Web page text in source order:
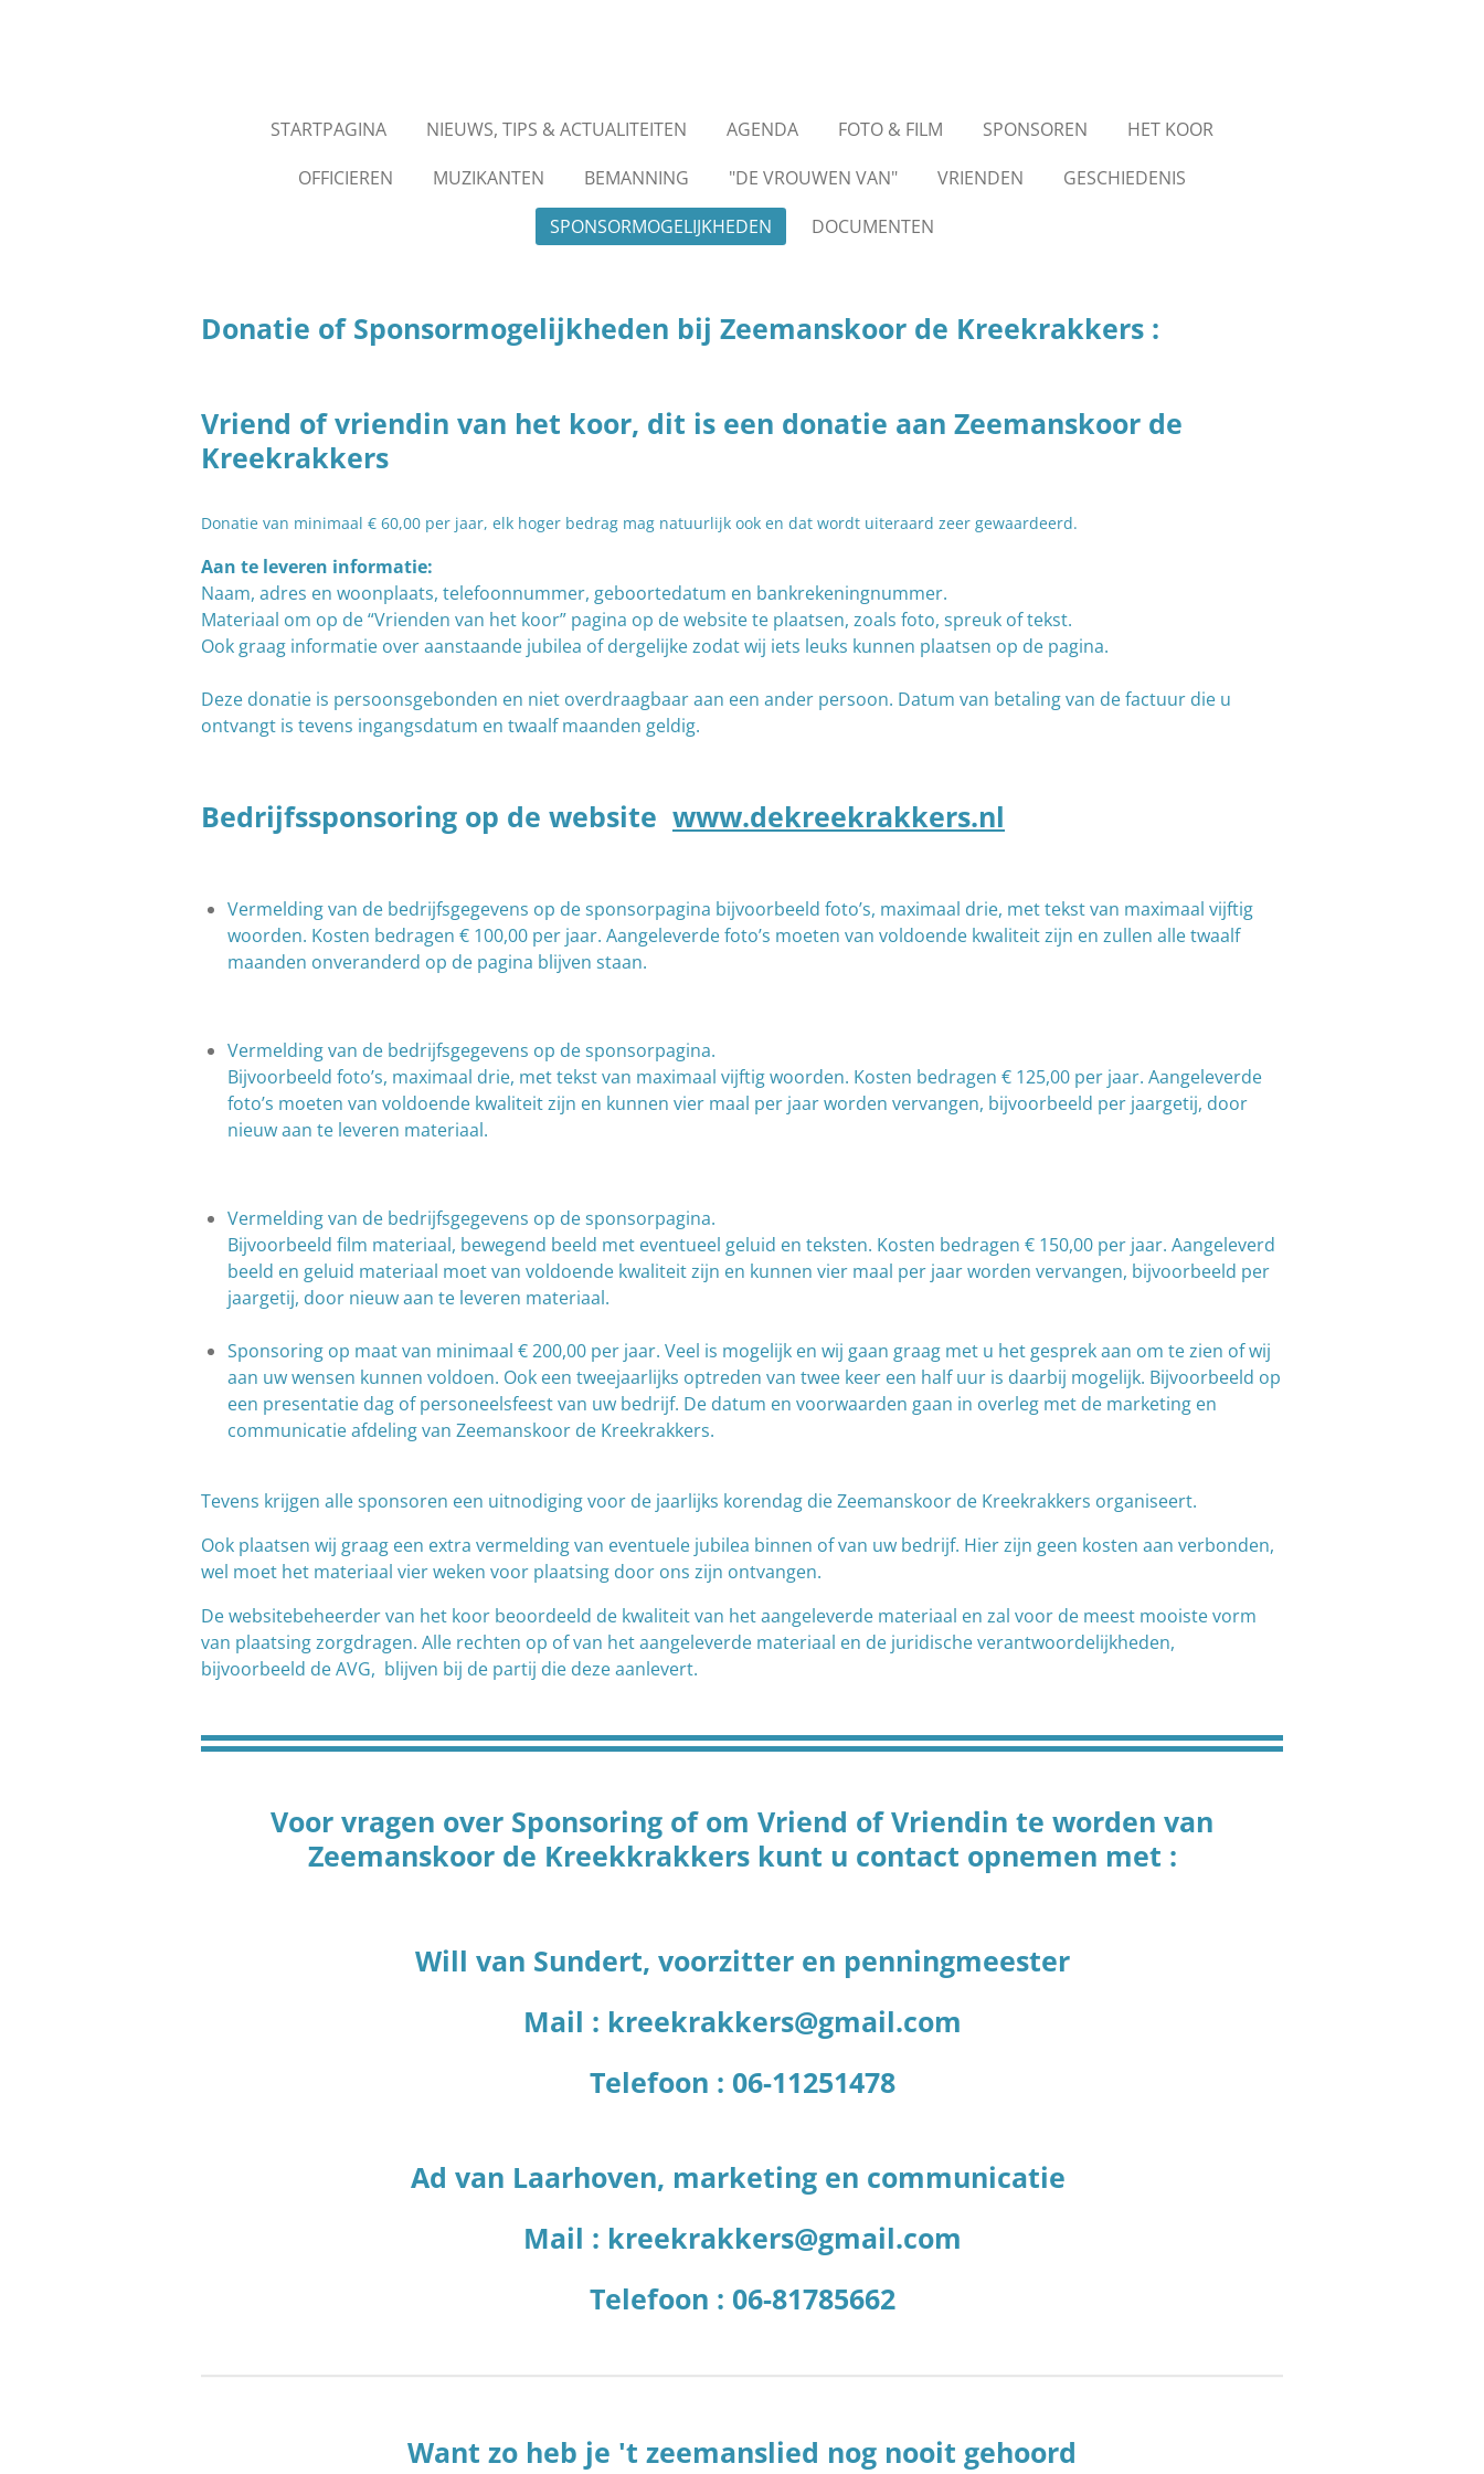
STARTPAGINA NIEUWS, TIPS & ACTUALITEITEN AGENDA FOTO & FILM SPONSOREN
HET KOOR
OFFICIEREN
MUZIKANTEN BEMANNING "DE VROUWEN VAN" VRIENDEN
GESCHIEDENIS
SPONSORMOGELIJKHEDEN
DOCUMENTEN
Donatie of Sponsormogelijkheden bij Zeemanskoor de Kreekrakkers :
Vriend of vriendin van het koor, dit is een donatie aan Zeemanskoor de
Kreekrakkers
Donatie van minimaal € 60,00 per jaar, elk hoger bedrag mag natuurlijk ook en dat wordt uiteraard zeer gewaardeerd.
Aan te leveren informatie:
Naam, adres en woonplaats, telefoonnummer, geboortedatum en bankrekeningnummer.
Materiaal om op de “Vrienden van het koor” pagina op de website te plaatsen, zoals foto, spreuk of tekst.
Ook graag informatie over aanstaande jubilea of dergelijke zodat wij iets leuks kunnen plaatsen op de pagina.
Deze donatie is persoonsgebonden en niet overdraagbaar aan een ander persoon. Datum van betaling van de factuur die u
ontvangt is tevens ingangsdatum en twaalf maanden geldig.
Bedrijfssponsoring op de website www.dekreekrakkers.nl
Vermelding van de bedrijfsgegevens op de sponsorpagina bijvoorbeeld foto’s, maximaal drie, met tekst van maximaal vijftig
woorden. Kosten bedragen € 100,00 per jaar. Aangeleverde foto’s moeten van voldoende kwaliteit zijn en zullen alle twaalf
maanden onveranderd op de pagina blijven staan.
Vermelding van de bedrijfsgegevens op de sponsorpagina.
Bijvoorbeeld foto’s, maximaal drie, met tekst van maximaal vijftig woorden. Kosten bedragen € 125,00 per jaar. Aangeleverde
foto’s moeten van voldoende kwaliteit zijn en kunnen vier maal per jaar worden vervangen, bijvoorbeeld per jaargetij, door
nieuw aan te leveren materiaal.
Vermelding van de bedrijfsgegevens op de sponsorpagina.
Bijvoorbeeld film materiaal, bewegend beeld met eventueel geluid en teksten. Kosten bedragen € 150,00 per jaar. Aangeleverd
beeld en geluid materiaal moet van voldoende kwaliteit zijn en kunnen vier maal per jaar worden vervangen, bijvoorbeeld per
jaargetij, door nieuw aan te leveren materiaal.
Sponsoring op maat van minimaal € 200,00 per jaar. Veel is mogelijk en wij gaan graag met u het gesprek aan om te zien of wij
aan uw wensen kunnen voldoen. Ook een tweejaarlijks optreden van twee keer een half uur is daarbij mogelijk. Bijvoorbeeld op
een presentatie dag of personeelsfeest van uw bedrijf. De datum en voorwaarden gaan in overleg met de marketing en
communicatie afdeling van Zeemanskoor de Kreekrakkers.
Tevens krijgen alle sponsoren een uitnodiging voor de jaarlijks korendag die Zeemanskoor de Kreekrakkers organiseert.
Ook plaatsen wij graag een extra vermelding van eventuele jubilea binnen of van uw bedrijf. Hier zijn geen kosten aan verbonden,
wel moet het materiaal vier weken voor plaatsing door ons zijn ontvangen.
De websitebeheerder van het koor beoordeeld de kwaliteit van het aangeleverde materiaal en zal voor de meest mooiste vorm
van plaatsing zorgdragen. Alle rechten op of van het aangeleverde materiaal en de juridische verantwoordelijkheden,
bijvoorbeeld de AVG, blijven bij de partij die deze aanlevert.
Voor vragen over Sponsoring of om Vriend of Vriendin te worden van
Zeemanskoor de Kreekkrakkers kunt u contact opnemen met :
Will van Sundert, voorzitter en penningmeester
Mail : kreekrakkers@gmail.com
Telefoon : 06-11251478
Ad van Laarhoven, marketing en communicatie
Mail : kreekrakkers@gmail.com
Telefoon : 06-81785662
Want zo heb je 't zeemanslied nog nooit gehoord